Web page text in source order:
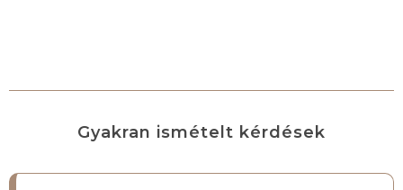
Gyakran ismételt kérdések